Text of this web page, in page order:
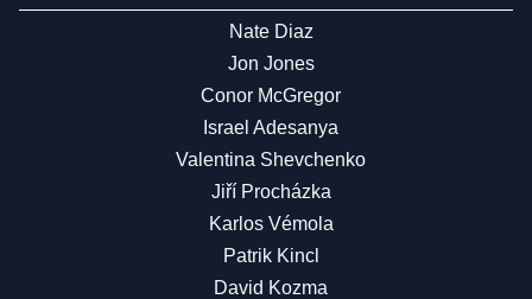
Nate Diaz
Jon Jones
Conor McGregor
Israel Adesanya
Valentina Shevchenko
Jiří Procházka
Karlos Vémola
Patrik Kincl
David Kozma